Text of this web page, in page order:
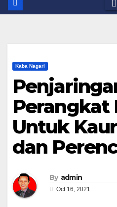
Kaba Nagari
Perangkat
Untuk
dan
By admin
Oct 16, 2021